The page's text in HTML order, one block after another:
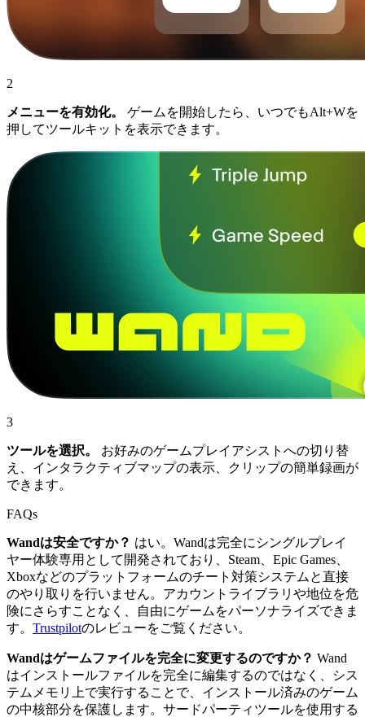
2
メニューを有効化。
ゲームを開始したら、いつでもAlt+Wを
押してツールキットを表示できます。
3
ツールを選択。
お好みのゲームプレイアシストへの切り替
え、インタラクティブマップの表示、クリップの簡単録画が
できます。
FAQs
Wandは安全ですか？ はい。Wandは完全にシングルプレイ
ヤー体験専用として開発されており、Steam、Epic Games、
Xboxなどのプラットフォームのチート対策システムと直接
のやり取りを行いません。アカウントライブラリや地位を危
険にさらすことなく、自由にゲームをパーソナライズできま
す。 Trustpilotのレビューをご覧ください。
Wandはゲームファイルを完全に変更するのですか？ Wand
はインストールファイルを完全に編集するのではなく、シス
テムメモリ上で実行することで、インストール済みのゲーム
の中核部分を保護します。サードパーティツールを使用する